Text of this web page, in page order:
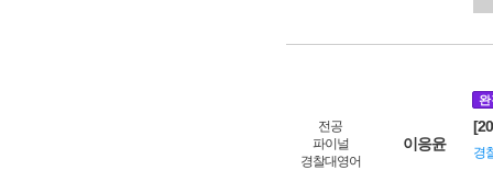
전공
파이널
경찰대영어
이응윤
완
경